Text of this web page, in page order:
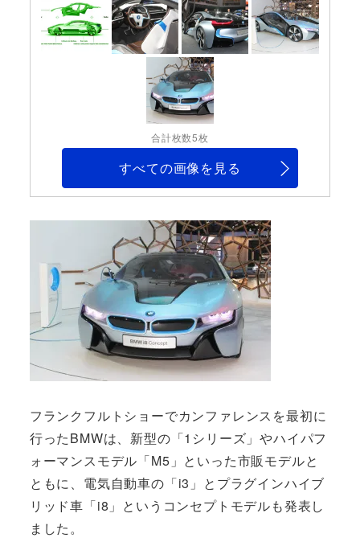
合計枚数5枚
すべての画像を見る
フランクフルトショーでカンファレンスを最初に
行ったBMWは、新型の「1シリーズ」やハイパフ
ォーマンスモデル「M5」といった市販モデルと
ともに、電気自動車の「i3」とプラグインハイブ
リッド車「i8」というコンセプトモデルも発表し
ました。